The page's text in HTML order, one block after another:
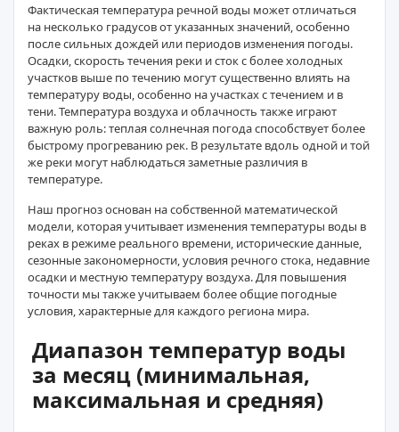
Фактическая температура речной воды может отличаться
на несколько градусов от указанных значений, особенно
после сильных дождей или периодов изменения погоды.
Осадки, скорость течения реки и сток с более холодных
участков выше по течению могут существенно влиять на
температуру воды, особенно на участках с течением и в
тени. Температура воздуха и облачность также играют
важную роль: теплая солнечная погода способствует более
быстрому прогреванию рек. В результате вдоль одной и той
же реки могут наблюдаться заметные различия в
температуре.
Наш прогноз основан на собственной математической
модели, которая учитывает изменения температуры воды в
реках в режиме реального времени, исторические данные,
сезонные закономерности, условия речного стока, недавние
осадки и местную температуру воздуха. Для повышения
точности мы также учитываем более общие погодные
условия, характерные для каждого региона мира.
Диапазон температур воды
за месяц (минимальная,
максимальная и средняя)